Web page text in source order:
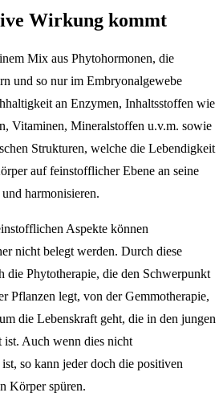
Wirkung kommt
Mix aus Phytohormonen, die
und so nur im Embryonalgewebe
an Enzymen, Inhaltsstoffen wie
Vitaminen, Mineralstoffen u.v.m. sowie
Strukturen, welche die Lebendigkeit
auf feinstofflicher Ebene an seine
harmonisieren.
Aspekte können
nicht belegt werden. Durch diese
die Phytotherapie, die den Schwerpunkt
Pflanzen legt, von der Gemmotherapie,
die Lebenskraft geht, die in den jungen
ist. Auch wenn dies nicht
so kann jeder doch die positiven
Körper spüren.